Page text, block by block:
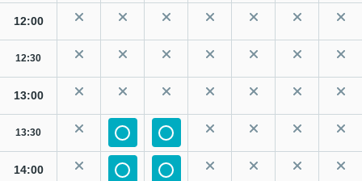
12:00
12:30
13:00
13:30
14:00